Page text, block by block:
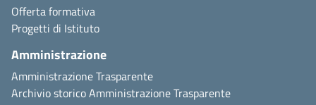
Offerta formativa
Progetti di Istituto
Amministrazione
Amministrazione Trasparente
Archivio storico Amministrazione Trasparente